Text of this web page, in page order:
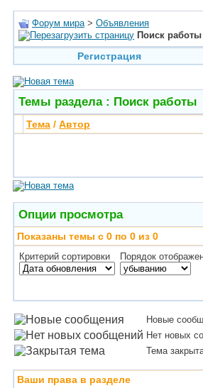
Форум мира > Объявления
Поиск работы
Регистрация
Темы раздела: Поиск работы
Тема / Автор
Опции просмотра
Показаны темы с 0 по 0 из 0
Критерий сортировки Порядок
Новые
Нет новых
Тема
Ваши права в разделе